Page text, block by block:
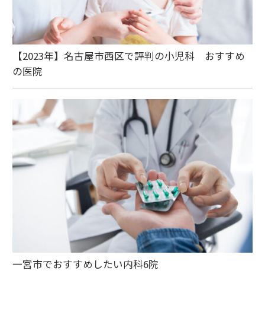
【2023年】名古屋市西区で評判の小児科 おすすめ
の医院
一宮市でおすすめしたい内科6院